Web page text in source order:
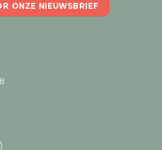
ONZE NIEUWSBRIEF